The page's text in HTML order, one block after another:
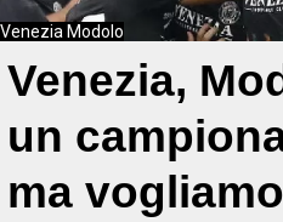
Venezia Modolo
Venezia,
un
ma